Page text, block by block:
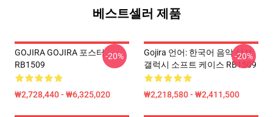
베스트셀러 제품
GOJIRA GOJIRA 포스터
RB1509
₩2,728,440 - ₩6,325,020
-20%
Gojira 언어: 한국어 음악 삼성
갤럭시 소프트 케이스 RB1509
₩2,218,580 - ₩2,411,500
-20%